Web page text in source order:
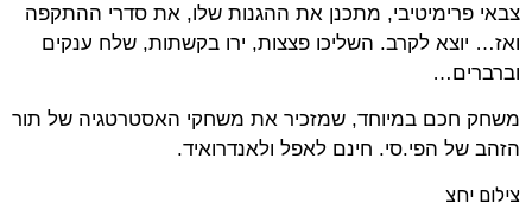
צבאי פרימיטיבי, מתכנן את ההגנות שלו, את סדרי ההתקפה
ואז… יוצא לקרב. השליכו פצצות, ירו בקשתות, שלח ענקים
וברברים…
משחק חכם במיוחד, שמזכיר את משחקי האסטרטגיה של תור
הזהב של הפי.סי. חינם לאפל ולאנדרואיד.
צילום יחצ